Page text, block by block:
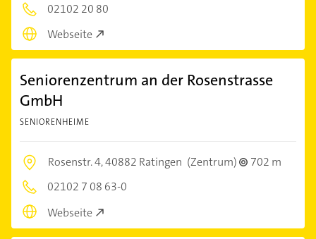
02102 20 80
Webseite
Seniorenzentrum an der Rosenstrasse
GmbH
SENIORENHEIME
Rosenstr. 4,40882 Ratingen (Zentrum)
702 m
02102 7 08 63-0
Webseite